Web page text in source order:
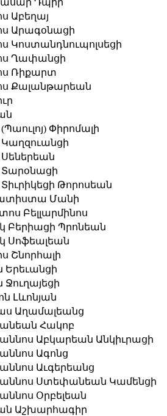
Դպիր
Աբեղայ
Արագօնացի
Կոստանդնուպոլսեցի
Ղափանցի
Ռիքարտ
Քալանթարեան
Փիրոմալի
Կաղզուանցի
Տարօնացի
Թորոսեան
Մանի
Բելլարմինոս
Բերիացի Պրոնեան
Սոֆեալեան
Շնորհալի
Երեւանցի
Ջուղայեցի
Լևոնյան
Աղամալեանց
Հակոբ
Աբկարեան Անկիւրացի
Ագոնց
Աւգերեանց
Ստեփանեան Կամենցի
Օրբելեան
Աշխարհագիր